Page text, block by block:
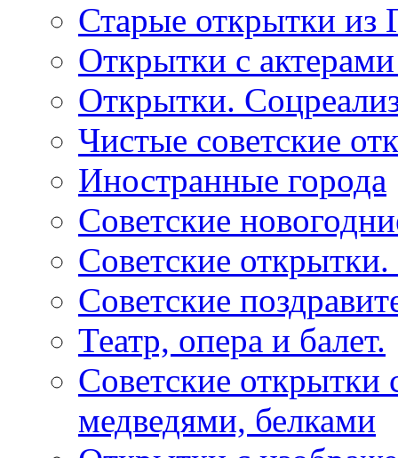
Старые открытки из
Открытки с
Открытки.
Чистые советские
Иностранные города
Советские
Советские
Советские
Театр, опера и балет.
Советские открытки
медведями, белками